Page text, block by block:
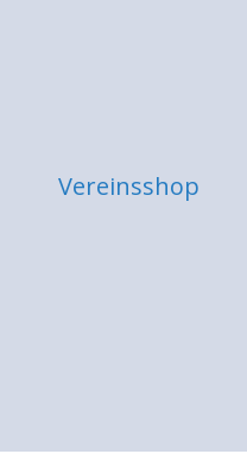
Vereinsshop